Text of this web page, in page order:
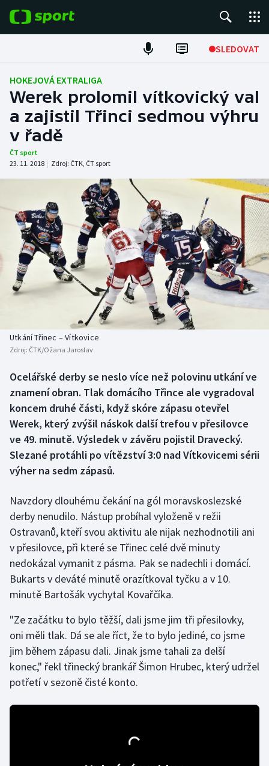
SLEDOVAT
Fotbal
Hokej
Tenis
Atletika
DALŠÍ SPORTY
Americký fotbal
Baseball a softbal
Biatlon
Box
Curling
Dostihy
Golf
Gymnastika
Házená
Jezdectví
Judo
Krasobruslení
NEPŘEHLÉDNĚTE
Soutěže
Historické návraty
Aplikace ČT sport
HOKEJOVÁ EXTRALIGA
Werek prolomil vítkovický val
a zajistil Třinci sedmou výhru
v řadě
ČT sport
23. 11. 2018 | Zdroj: ČTK, ČT sport
Utkání Třinec – Vítkovice
Zdroj: ČTK/Ožana Jaroslav
Ocelářské derby se neslo více než polovinu utkání ve
znamení obran. Tlak domácího Třince ale vygradoval
koncem druhé části, když skóre zápasu otevřel
Werek, který zvýšil náskok další trefou v přesilovce
ve 49. minutě. Výsledek v závěru pojistil Dravecký.
Slezané protáhli po vítězství 3:0 nad Vítkovicemi sérii
výher na sedm zápasů.
Navzdory dlouhému čekání na gól moravskoslezské
derby nenudilo. Nástup probíhal vyloženě v režii
Ostravanů, kteří svou aktivitu ale nijak nezhodnotili ani
v přesilovce, při které se Třinec celé dvě minuty
nedokázal vymanit z pásma. Pak se nadechli i domácí.
Bukarts v deváté minutě orazítkoval tyčku a v 10.
minutě Bartošák vychytal Kovařčíka.
"Ze začátku to bylo těžší, dali jsme jim tři přesilovky,
oni měli tlak. Dá se ale říct, že to bylo jediné, co jsme
jim během zápasu dali. Jinak jsme tahali za delší
konec," řekl třinecký brankář Šimon Hrubec, který udržel
potřetí v sezoně čisté konto.